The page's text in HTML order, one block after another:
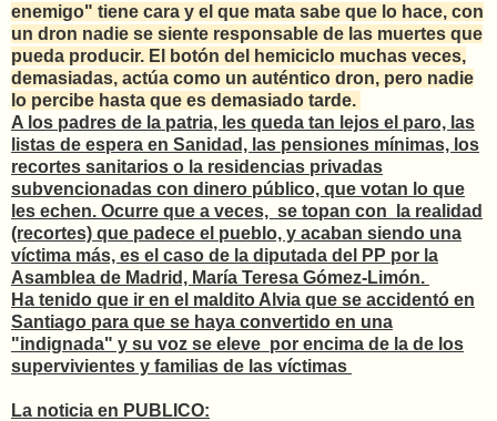
enemigo" tiene cara y el que mata sabe que lo hace, con
un dron nadie se siente responsable de las muertes que
pueda producir. El botón del hemiciclo muchas veces,
demasiadas, actúa como un auténtico dron, pero nadie
lo percibe hasta que es demasiado tarde.
A los padres de la patria, les queda tan lejos el paro, las
listas de espera en Sanidad, las pensiones mínimas, los
recortes sanitarios o la residencias privadas
subvencionadas con dinero público, que votan lo que
les echen. Ocurre que a veces, se topan con la realidad
(recortes) que padece el pueblo, y acaban siendo una
víctima más, es el caso de la diputada del PP por la
Asamblea de Madrid, María Teresa Gómez-Limón.
Ha tenido que ir en el maldito Alvia que se accidentó en
Santiago para que se haya convertido en una
"indignada" y su voz se eleve por encima de la de los
supervivientes y familias de las víctimas
La noticia en PUBLICO: